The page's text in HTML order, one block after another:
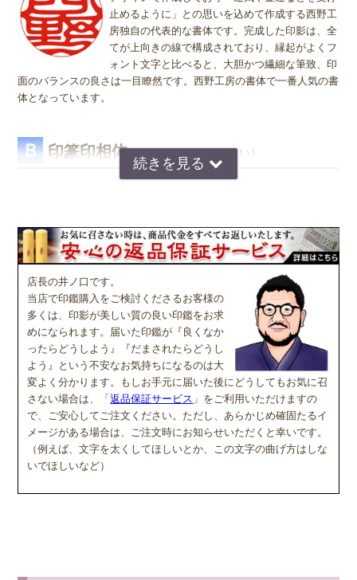
つけてカッコいい！！と思い購入しました。名前だけだったのでスカ
スカになるかと思いきや、15ミリでも4文字くらいありそうな印影に
仕上がっており大満足です。
また機会があれば利用させていただきます。
その他のご感想レビュー
す。
"ヨコ" どちらを選んで頂いても、選択によりデザインが変わること
はございませんので "たて" "ヨコ" どちらかをご選択願います。
止めるように」との思いを込めて作成する西野工
房独自の代表的な書体です。完成した印影は、全
てが上向きの線で構成されており、縁起がよくフ
ォント文字と比べると、大胆かつ繊細な筆致、印
面のバランスの良さは一目瞭然です。西野工房の書体で一番人気の書
体となっています。
Ｂ 印篆印相体 （いんてんいんそうたい）
ンスをとるのが難しいのですが、独自の作風で文
字を折り曲げ、空間を埋めるデザインが特徴で
す。直線基調の印影は、気品があり上品な印象で
好まれています。定評のある西野センスで全体のバランスを整え枠内
に収めます。
Ｃ読みやすい 印相体(よみやすいいんそうたい)
印相体を読みやすくした西野工房独自の書体で
す。認印によく使用され、他の書体より判読性が
高い書体になり、社内文書などの確認印としての
使用をお勧めしています。
店長の井ノ口です。
当店で印鑑購入をご検討くださるお客様の
多くは、印影が美しい質の良い印鑑をお求
めになられます。届いた印鑑が『良くなか
ったらどうしよう』『だまされたらどうし
よう』という不安なお気持ちになるのは大
変よく分かります。もしお手元に届いた後にどうしてもお気に召
さない場合は、「返品保証サービス 」をご利用いただけますの
で、ご安心してご注文ください。ただし、あらかじめ確固たるイ
メージがある場合は、ご注文時にお知らせいただくと幸いです。
（例えば、文字を太くしてほしいとか、この文字の曲げ方はしな
いでほしいなど）